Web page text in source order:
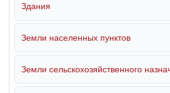
Здания
Земли населенных пунктов
Земли сельскохозяйственного